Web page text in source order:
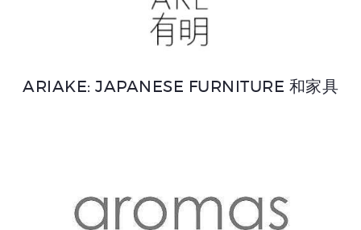
ARIAKE: JAPANESE FURNITURE 和家具